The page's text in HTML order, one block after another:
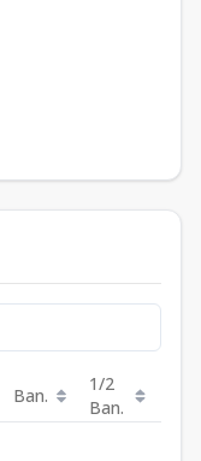
Ban.
1/2
Ban.